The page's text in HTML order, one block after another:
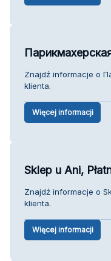
Znajdź informacje o
klienta.
Więcej informacji
Sklep u Ani,
Znajdź informacje o
klienta.
Więcej informacji